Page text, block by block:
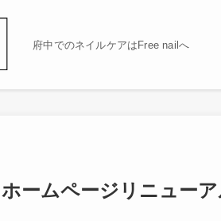
府中でのネイルケアはFree nailへ
ホームページリニュー